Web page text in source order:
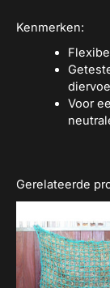
Kenmerken:
Voor
Gerelateerde